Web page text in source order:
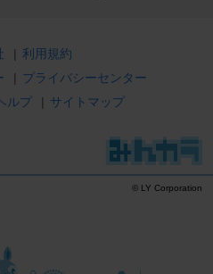
| 利用規約
| プライバシーセンター
ルプ | サイトマップ
© LY Corporation